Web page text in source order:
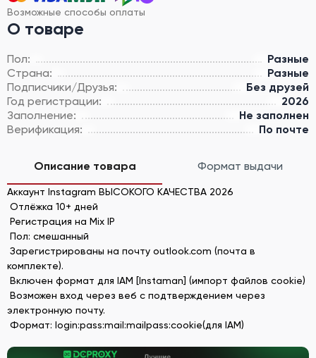
Возможные способы оплаты
О товаре
Пол:
Разные
Страна:
Разные
Подписчики/Друзья:
Без друзей
Год регистрации:
2026
Заполнение:
Не заполнен
Верификация:
По почте
Описание товара Формат выдачи
Аккаунт Instagram ВЫСОКОГО КАЧЕСТВА 2026
Отлёжка 10+ дней
Регистрация на Mix IP
Пол: смешанный
Зарегистрированы на почту outlook.com (почта в
комплекте).
Включен формат для IAM [Instaman] (импорт файлов cookie)
Возможен вход через веб с подтверждением через
электронную почту.
Формат: login:pass:mail:mailpass:cookie(для IAM)